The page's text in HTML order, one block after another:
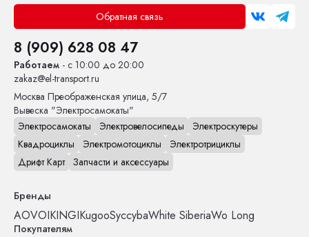
Обратная связь
8 (909) 628 08 47
Работаем - с 10:00 до 20:00
zakaz@el-transport.ru
Москва Преображенская улица, 5/7
Вывеска "Электросамокаты"
Электросамокаты
Электровелосипеды
Электроскутеры
Квадроциклы
Электромотоциклы
Электротрициклы
Дрифт Карт Запчасти и аксессуары
Бренды
AOVOIKINGIKugooSyccybaWhite SiberiaWo Long
Покупателям